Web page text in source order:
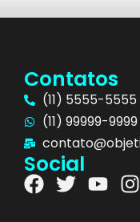
Contatos
(11) 5555-5555
(11) 99999-9999
Social